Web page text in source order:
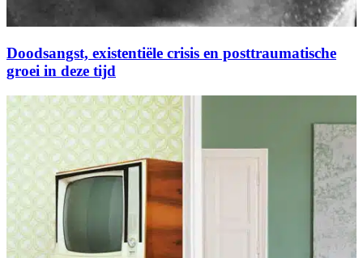
Doodsangst, existentiële crisis en posttraumatische
groei in deze tijd